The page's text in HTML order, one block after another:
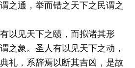
之通，举而错之天下之民谓之
见天下之赜，而拟诸其形
之象。圣人有以见天下之动，
礼，系辞焉以断其吉凶，是故